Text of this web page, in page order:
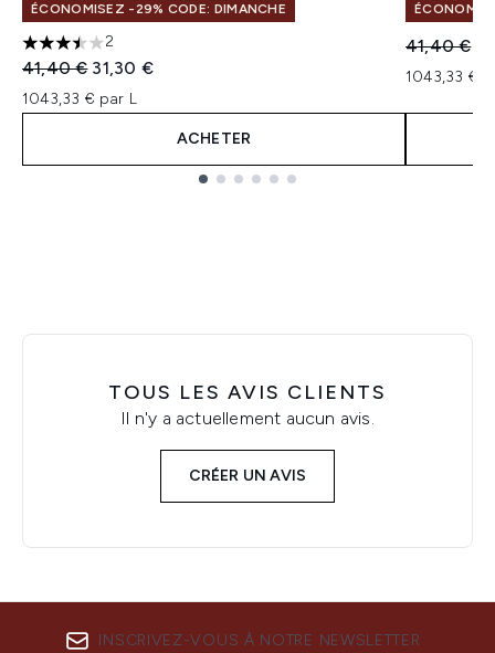
ÉCONOMISEZ -29% CODE: DIMANCHE
3.5 étoiles sur un maximum de 5
2
Prix de vente :
41,40 € Prix ​​actuel :
31,30 €
1043,33 € par L
ACHETER
Prix de
41,40 €
1043,33 €
TOUS LES AVIS CLIENTS
Il n'y a actuellement aucun avis.
CRÉER UN AVIS
INSCRIVEZ-VOUS À NOTRE NEWSLETTER